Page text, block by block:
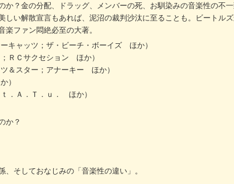
か？金の分配、ドラッグ、メンバーの死、お馴染みの音楽性の不
しい解散宣言もあれば、泥沼の裁判沙汰に至ることも。ビートル
楽ファン悶絶必至の大著。
キャッツ；ザ・ビーチ・ボーイズ ほか）
ＲＣサクセション ほか）
＆スター；アナーキー ほか）
）
．Ａ．Ｔ．ｕ． ほか）
か？
そしておなじみの「音楽性の違い」。